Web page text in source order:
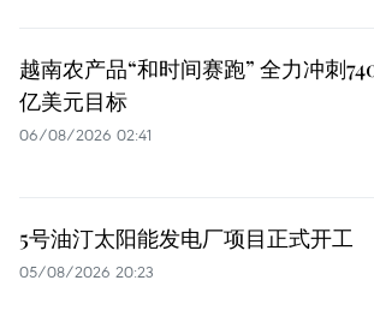
越南农产品“和时间赛跑” 全力冲刺
亿美元目标
06/08/2026 02:41
5号油汀太阳能发电厂项目正式开工
05/08/2026 20:23